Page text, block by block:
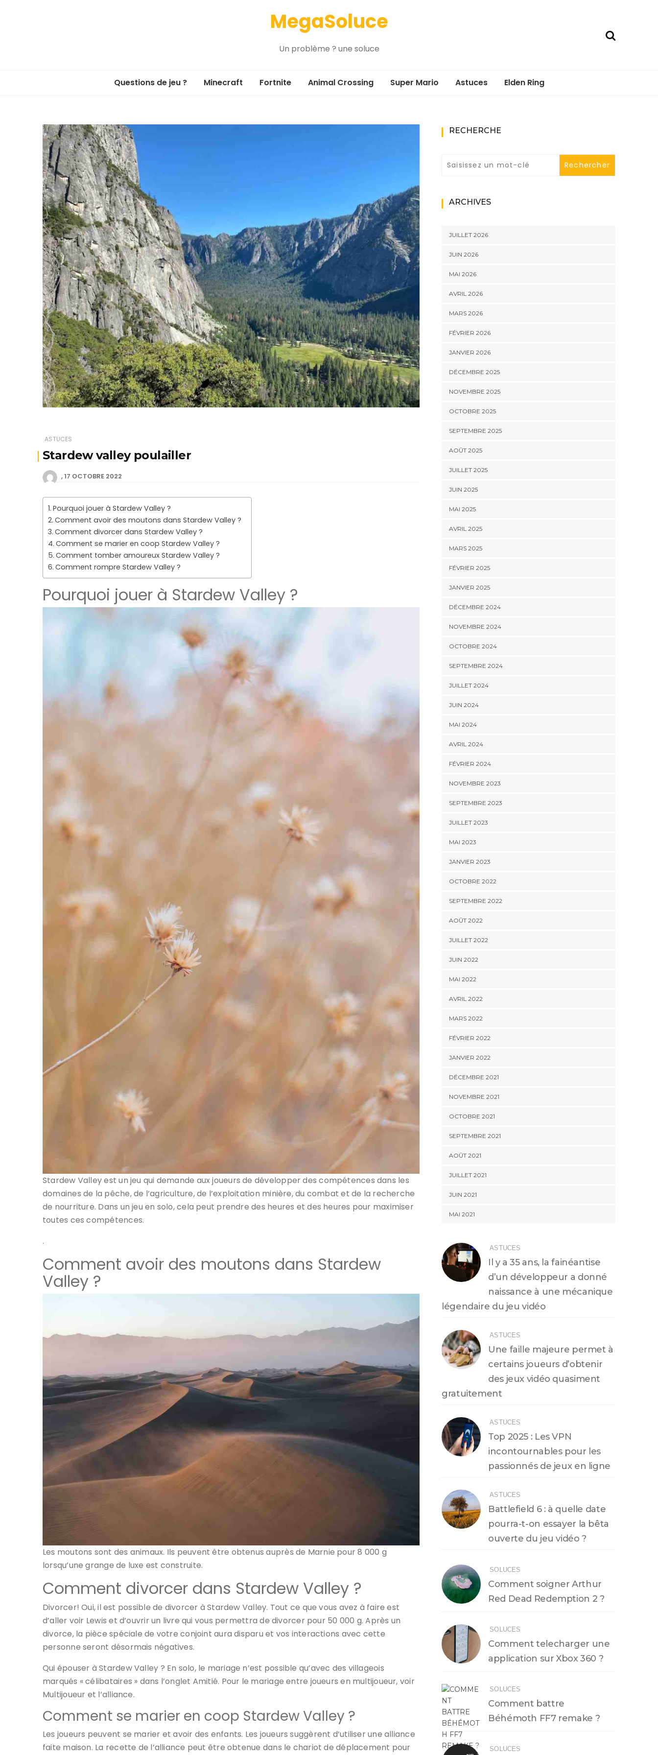
MegaSoluce
Un problème ? une soluce
Questions de jeu ? Minecraft Fortnite Animal Crossing Super Mario Astuces Elden Ring
ASTUCES
Stardew valley poulailler
17 OCTOBRE 2022
Pourquoi jouer à Stardew Valley ?
Comment avoir des moutons dans Stardew Valley ?
Comment divorcer dans Stardew Valley ?
Comment se marier en coop Stardew Valley ?
Comment tomber amoureux Stardew Valley ?
Comment rompre Stardew Valley ?
Pourquoi jouer à Stardew Valley ?
Stardew Valley est un jeu qui demande aux joueurs de développer des compétences dans les
domaines de la pêche, de l’agriculture, de l’exploitation minière, du combat et de la recherche
de nourriture. Dans un jeu en solo, cela peut prendre des heures et des heures pour maximiser
toutes ces compétences.
.
Comment avoir des moutons dans Stardew
Valley ?
Les moutons sont des animaux. Ils peuvent être obtenus auprès de Marnie pour 8 000 g
lorsqu’une grange de luxe est construite.
Comment divorcer dans Stardew Valley ?
Divorcer! Oui, il est possible de divorcer à Stardew Valley. Tout ce que vous avez à faire est
d’aller voir Lewis et d’ouvrir un livre qui vous permettra de divorcer pour 50 000 g. Après un
divorce, la pièce spéciale de votre conjoint aura disparu et vos interactions avec cette
personne seront désormais négatives.
Qui épouser à Stardew Valley ? En solo, le mariage n’est possible qu’avec des villageois
marqués « célibataires » dans l’onglet Amitié. Pour le mariage entre joueurs en multijoueur, voir
Multijoueur et l’alliance.
Comment se marier en coop Stardew Valley ?
Les joueurs peuvent se marier et avoir des enfants. Les joueurs suggèrent d’utiliser une alliance
faite maison. La recette de l’alliance peut être obtenue dans le chariot de déplacement pour
RECHERCHE
ARCHIVES
JUILLET 2026
JUIN 2026
MAI 2026
AVRIL 2026
MARS 2026
FÉVRIER 2026
JANVIER 2026
DÉCEMBRE 2025
NOVEMBRE 2025
OCTOBRE 2025
SEPTEMBRE 2025
AOÛT 2025
JUILLET 2025
JUIN 2025
MAI 2025
AVRIL 2025
MARS 2025
FÉVRIER 2025
JANVIER 2025
DÉCEMBRE 2024
NOVEMBRE 2024
OCTOBRE 2024
SEPTEMBRE 2024
JUILLET 2024
JUIN 2024
MAI 2024
AVRIL 2024
FÉVRIER 2024
NOVEMBRE 2023
SEPTEMBRE 2023
JUILLET 2023
MAI 2023
JANVIER 2023
OCTOBRE 2022
SEPTEMBRE 2022
AOÛT 2022
JUILLET 2022
JUIN 2022
MAI 2022
AVRIL 2022
MARS 2022
FÉVRIER 2022
JANVIER 2022
DÉCEMBRE 2021
NOVEMBRE 2021
OCTOBRE 2021
SEPTEMBRE 2021
AOÛT 2021
JUILLET 2021
JUIN 2021
MAI 2021
ASTUCES
Il y a 35 ans, la fainéantise
d’un développeur a donné
naissance à une mécanique
légendaire du jeu vidéo
ASTUCES
Une faille majeure permet à
certains joueurs d’obtenir
des jeux vidéo quasiment
gratuitement
ASTUCES
Top 2025 : Les VPN
incontournables pour les
passionnés de jeux en ligne
ASTUCES
Battlefield 6 : à quelle date
pourra-t-on essayer la bêta
ouverte du jeu vidéo ?
SOLUCES
Comment soigner Arthur
Red Dead Redemption 2 ?
SOLUCES
Comment telecharger une
application sur Xbox 360 ?
SOLUCES
Comment battre
Béhémoth FF7 remake ?
SOLUCES